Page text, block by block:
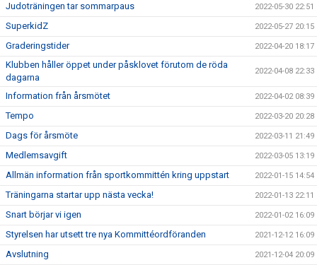
Judoträningen tar sommarpaus 2022-05-30 22:51
SuperkidZ 2022-05-27 20:15
Graderingstider 2022-04-20 18:17
Klubben håller öppet under påsklovet förutom de röda
dagarna
2022-04-08 22:33
Information från årsmötet 2022-04-02 08:39
Tempo 2022-03-20 20:28
Dags för årsmöte 2022-03-11 21:49
Medlemsavgift 2022-03-05 13:19
Allmän information från sportkommittén kring uppstart 2022-01-15 14:54
Träningarna startar upp nästa vecka! 2022-01-13 22:11
Snart börjar vi igen 2022-01-02 16:09
Styrelsen har utsett tre nya Kommittéordföranden 2021-12-12 16:09
Avslutning 2021-12-04 20:09